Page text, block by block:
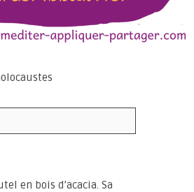
en bois d’acacia. Sa